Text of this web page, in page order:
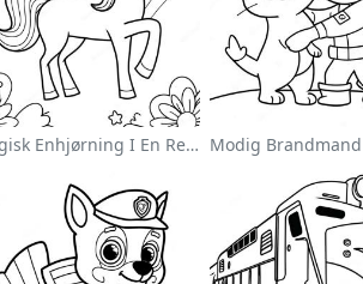
Magisk Enhjørning I En Regnbue Farvelægningsside